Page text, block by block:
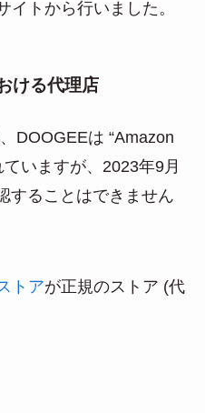
イトから行いました。
ける代理店
DOOGEEは “Amazon
いますが、2023年9月
することはできません
トアが正規のストア (代